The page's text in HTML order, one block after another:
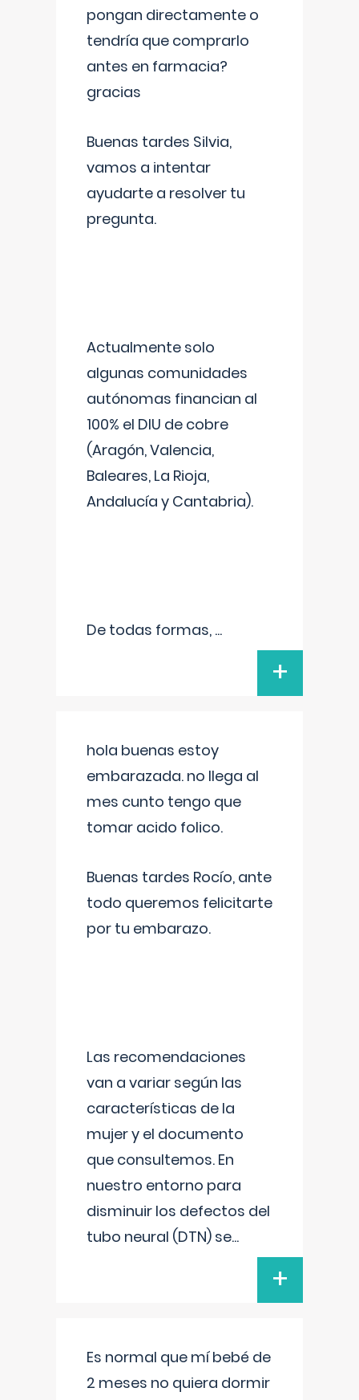
pongan directamente o
tendría que comprarlo
antes en farmacia?
gracias
Buenas tardes Silvia,
vamos a intentar
ayudarte a resolver tu
pregunta.
Actualmente solo
algunas comunidades
autónomas financian al
100% el DIU de cobre
(Aragón, Valencia,
Baleares, La Rioja,
Andalucía y Cantabria).
De todas formas, ...
+
hola buenas estoy
embarazada. no llega al
mes cunto tengo que
tomar acido folico.
Buenas tardes Rocío, ante
todo queremos felicitarte
por tu embarazo.
Las recomendaciones
van a variar según las
características de la
mujer y el documento
que consultemos. En
nuestro entorno para
disminuir los defectos del
tubo neural (DTN) se...
+
Es normal que mí bebé de
2 meses no quiera dormir